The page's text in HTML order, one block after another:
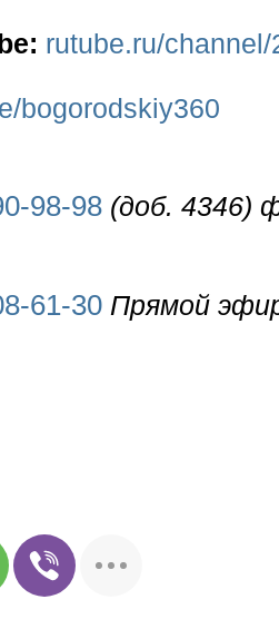
rutube.ru/
bogorodskiy360
98-98 (доб. 4346)
61-30 Прямой